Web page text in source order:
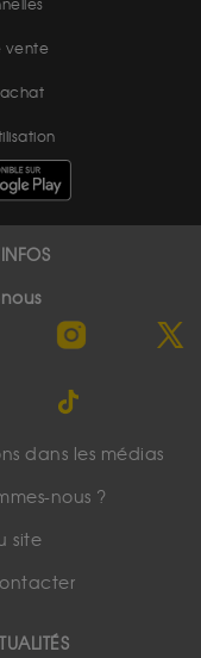
vente
dans les médias
nous ?
site